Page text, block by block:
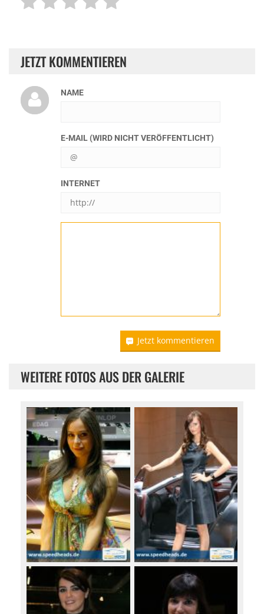
JETZT KOMMENTIEREN
NAME
E-MAIL (WIRD NICHT VERÖFFENTLICHT)
INTERNET
Jetzt kommentieren
WEITERE FOTOS AUS DER GALERIE